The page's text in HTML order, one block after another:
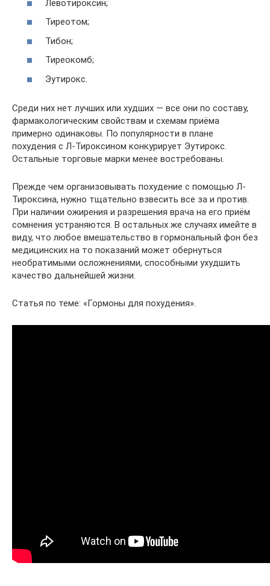
Левотироксин;
Тиреотом;
Тибон;
Тиреокомб;
Эутирокс.
Среди них нет лучших или худших — все они по составу,
фармакологическим свойствам и схемам приёма
примерно одинаковы. По популярности в плане
похудения с Л-Тироксином конкурирует Эутирокс.
Остальные торговые марки менее востребованы.
Прежде чем организовывать похудение с помощью Л-
Тироксина, нужно тщательно взвесить все за и против.
При наличии ожирения и разрешения врача на его приём
сомнения устраняются. В остальных же случаях имейте в
виду, что любое вмешательство в гормональный фон без
медицинских на то показаний может обернуться
необратимыми осложнениями, способными ухудшить
качество дальнейшей жизни.
Статья по теме: «Гормоны для похудения».